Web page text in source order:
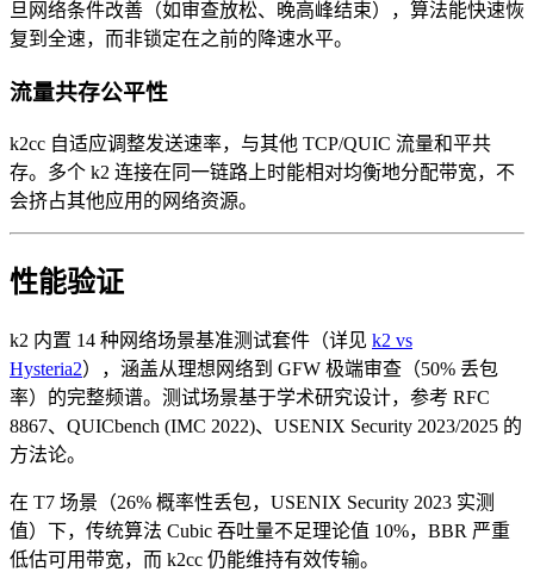
旦网络条件改善（如审查放松、晚高峰结束），算法能快速恢
复到全速，而非锁定在之前的降速水平。
流量共存公平性
k2cc 自适应调整发送速率，与其他 TCP/QUIC 流量和平共
存。多个 k2 连接在同一链路上时能相对均衡地分配带宽，不
会挤占其他应用的网络资源。
性能验证
k2 内置 14 种网络场景基准测试套件（详见 k2 vs
Hysteria2），涵盖从理想网络到 GFW 极端审查（50% 丢包
率）的完整频谱。测试场景基于学术研究设计，参考 RFC
8867、QUICbench (IMC 2022)、USENIX Security 2023/2025 的
方法论。
在 T7 场景（26% 概率性丢包，USENIX Security 2023 实测
值）下，传统算法 Cubic 吞吐量不足理论值 10%，BBR 严重
低估可用带宽，而 k2cc 仍能维持有效传输。